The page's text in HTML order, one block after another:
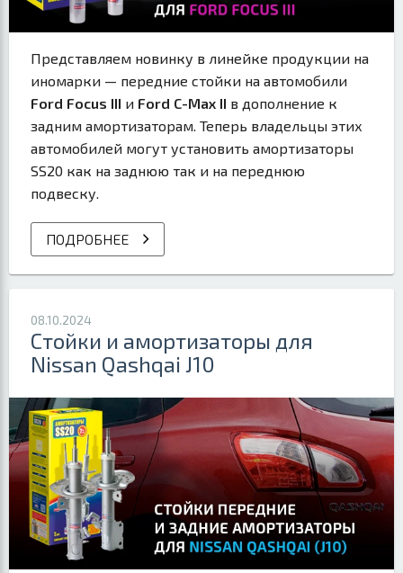
Представляем новинку в линейке продукции на
иномарки — передние стойки на автомобили
Ford Focus III и Ford C-Max II в дополнение к
задним амортизаторам. Теперь владельцы этих
автомобилей могут установить амортизаторы
SS20 как на заднюю так и на переднюю
подвеску.
ПОДРОБНЕЕ
08.10.2024
Стойки и амортизаторы для
Nissan Qashqai J10